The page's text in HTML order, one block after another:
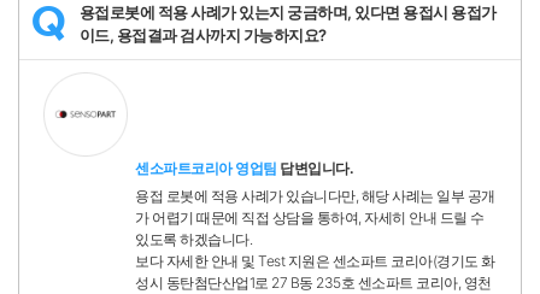
Q
용접로봇에 적용 사례가 있는지 궁금하며, 있다면 용접시 용접가
이드, 용접결과 검사까지 가능하지요?
센소파트코리아 영업팀 답변입니다.
용접 로봇에 적용 사례가 있습니다만, 해당 사례는 일부 공개
가 어렵기 때문에 직접 상담을 통하여, 자세히 안내 드릴 수
있도록 하겠습니다.
보다 자세한 안내 및 Test 지원은 센소파트 코리아(경기도 화
성시 동탄첨단산업1로 27 B동 235호 센소파트 코리아, 영천